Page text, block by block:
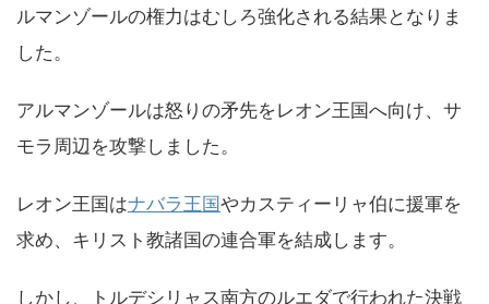
ルマンゾールの権力はむしろ強化される結果となりま
した。
アルマンゾールは怒りの矛先をレオン王国へ向け、サ
モラ周辺を攻撃しました。
レオン王国はナバラ王国やカスティーリャ伯に援軍を
求め、キリスト教諸国の連合軍を結成します。
しかし、トルデシリャス南方のルエダで行われた決戦